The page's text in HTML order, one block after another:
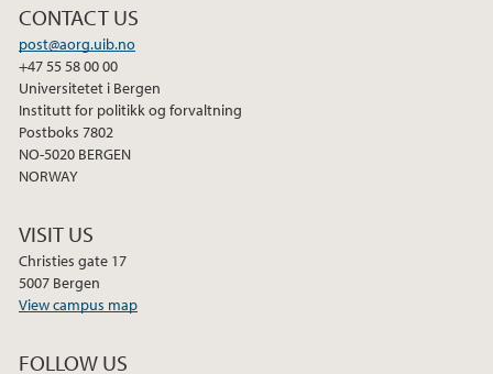
CONTACT US
post@aorg.uib.no
+47 55 58 00 00
Universitetet i Bergen
Institutt for politikk og forvaltning
Postboks 7802
NO-5020 BERGEN
NORWAY
VISIT US
Christies gate 17
5007 Bergen
View campus map
FOLLOW US